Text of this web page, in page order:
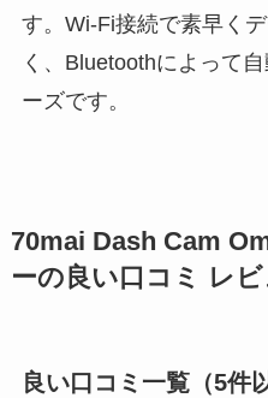
す。Wi-Fi接続で素早く
く、Bluetoothによって
ーズです。
70mai Dash Cam
ーの良い口コミ レビ
良い口コミ一覧（5件